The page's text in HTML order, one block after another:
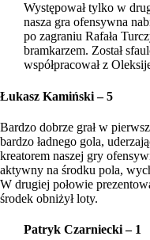
Występował tylko w
nasza gra ofensywna
po zagraniu Rafała
bramkarzem. Został
współpracował z
Łukasz Kamiński – 5
Bardzo dobrze grał w
bardzo ładnego gola,
kreatorem naszej gry
aktywny na środku pola,
W drugiej połowie
środek obniżył loty.
Patryk Czarniecki – 1